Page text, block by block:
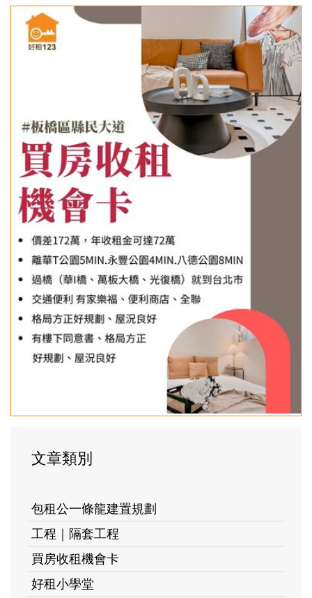
文章類別
包租公一條龍建置規劃
工程｜隔套工程
買房收租機會卡
好租小學堂